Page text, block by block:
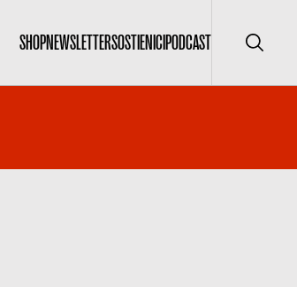
SHOPNEWSLETTERSOSTIENICIPODCAST Cerca